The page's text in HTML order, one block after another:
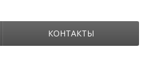
КОНТАКТЫ